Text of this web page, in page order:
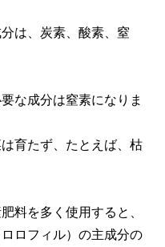
は、炭素、酸素、窒
な成分は窒素になりま
育たず、たとえば、枯
料を多く使用すると、
ロフィル）の主成分の